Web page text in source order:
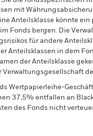
mit
Anteilsklasse könnte
Fonds bergen. Die
für andere
Anteilsklassen in dem
der Anteilsklasse
Verwaltungsgesellschaft
Wertpapierleihe-
37,5% entfallen an
des Fonds nicht